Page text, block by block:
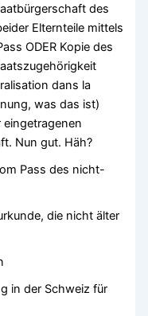
des
Elternteile mittels
ODER Kopie des
dans la
was das ist)
eingetragenen
Nun gut. Häh?
Pass des nicht-
die nicht älter
in der Schweiz für